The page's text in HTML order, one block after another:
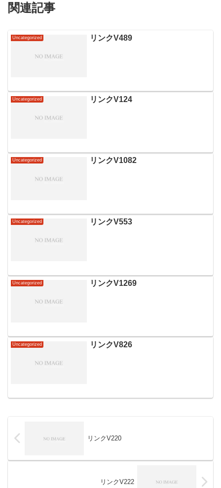
関連記事
Uncategorized リンクV489
Uncategorized リンクV124
Uncategorized リンクV1082
Uncategorized リンクV553
Uncategorized リンクV1269
Uncategorized リンクV826
リンクV220
リンクV222